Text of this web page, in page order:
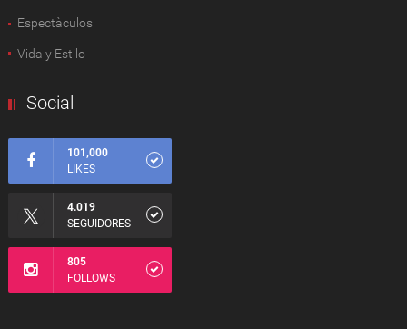
Espectàculos
Vida y Estilo
Social
101,000
LIKES
4.019
SEGUIDORES
805
FOLLOWS